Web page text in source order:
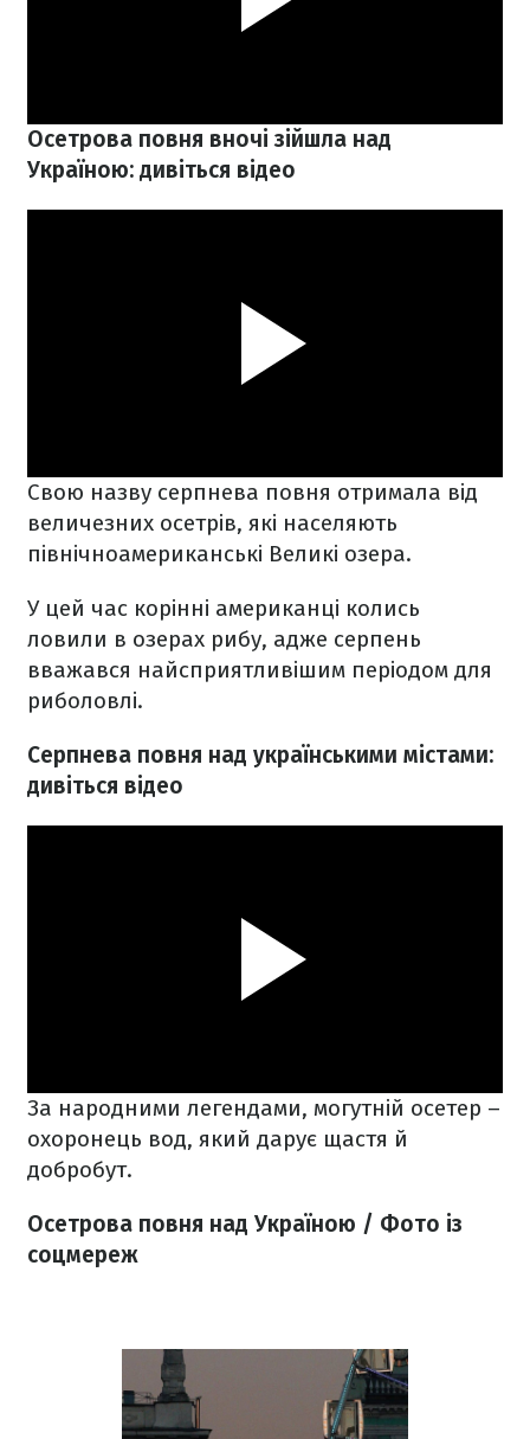
Осетрова повня вночі зійшла над
Україною: дивіться відео
Свою назву серпнева повня отримала від
величезних осетрів, які населяють
північноамериканські Великі озера.
У цей час корінні американці колись
ловили в озерах рибу, адже серпень
вважався найсприятливішим періодом для
риболовлі.
Серпнева повня над українськими містами:
дивіться відео
За народними легендами, могутній осетер –
охоронець вод, який дарує щастя й
добробут.
Осетрова повня над Україною / Фото із
соцмереж